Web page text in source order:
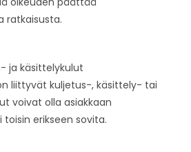
ratkaisusta.
ja käsittelykulut
liittyvät kuljetus-, käsittely- tai
voivat olla asiakkaan
toisin erikseen sovita.